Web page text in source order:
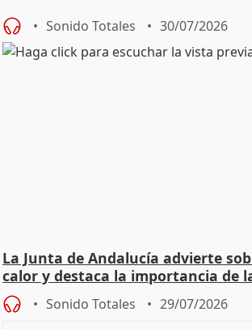
Sonido Totales 30/07/2026
La Junta de Andalucía advierte
calor y destaca la importancia de
Sonido Totales 29/07/2026